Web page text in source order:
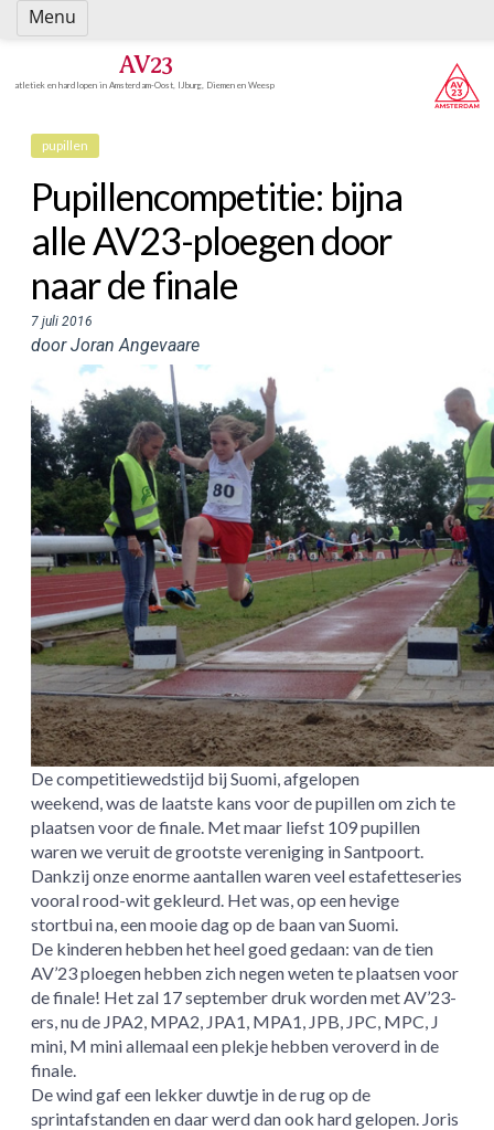
Spring
naar
AV23
atletiek en hardlopen in Amsterdam-Oost, IJburg, Diemen en Weesp
pupillen
Pupillencompetitie: bijna
alle AV23-ploegen door
naar de finale
7 juli 2016
door Joran Angevaare
De competitiewedstijd bij Suomi, afgelopen
weekend, was de laatste kans voor de pupillen om zich te
plaatsen voor de finale. Met maar liefst 109 pupillen
waren we veruit de grootste vereniging in Santpoort.
Dankzij onze enorme aantallen waren veel estafetteseries
vooral rood-wit gekleurd. Het was, op een hevige
stortbui na, een mooie dag op de baan van Suomi.
De kinderen hebben het heel goed gedaan: van de tien
AV’23 ploegen hebben zich negen weten te plaatsen voor
de finale! Het zal 17 september druk worden met AV’23-
ers, nu de JPA2, MPA2, JPA1, MPA1, JPB, JPC, MPC, J
mini, M mini allemaal een plekje hebben veroverd in de
finale.
De wind gaf een lekker duwtje in de rug op de
sprintafstanden en daar werd dan ook hard gelopen. Joris
Menu